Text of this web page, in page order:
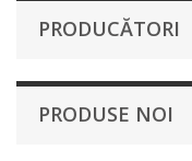
PRODUCĂTORI
PRODUSE NOI